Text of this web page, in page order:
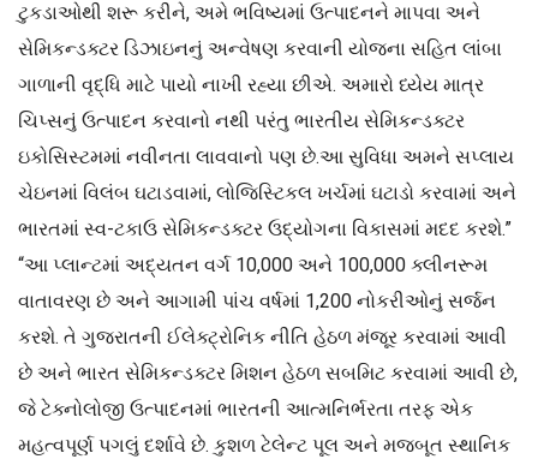
ટુકડાઓથી શરૂ કરીને, અમે ભવિષ્યમાં ઉત્પાદનને માપવા અને
સેમિકન્ડક્ટર ડિઝાઇનનું અન્વેષણ કરવાની યોજના સહિત લાંબા
ગાળાની વૃદ્ધિ માટે પાયો નાખી રહ્યા છીએ. અમારો ધ્યેય માત્ર
ચિપ્સનું ઉત્પાદન કરવાનો નથી પરંતુ ભારતીય સેમિકન્ડક્ટર
ઇકોસિસ્ટમમાં નવીનતા લાવવાનો પણ છે.આ સુવિધા અમને સપ્લાય
ચેઇનમાં વિલંબ ઘટાડવામાં, લોજિસ્ટિકલ ખર્ચમાં ઘટાડો કરવામાં અને
ભારતમાં સ્વ-ટકાઉ સેમિકન્ડક્ટર ઉદ્યોગના વિકાસમાં મદદ કરશે.”
“આ પ્લાન્ટમાં અદ્યતન વર્ગ 10,000 અને 100,000 ક્લીનરૂમ
વાતાવરણ છે અને આગામી પાંચ વર્ષમાં 1,200 નોકરીઓનું સર્જન
કરશે. તે ગુજરાતની ઈલેક્ટ્રોનિક નીતિ હેઠળ મંજૂર કરવામાં આવી
છે અને ભારત સેમિકન્ડક્ટર મિશન હેઠળ સબમિટ કરવામાં આવી છે,
જે ટેક્નોલોજી ઉત્પાદનમાં ભારતની આત્મનિર્ભરતા તરફ એક
મહત્વપૂર્ણ પગલું દર્શાવે છે. કુશળ ટેલેન્ટ પૂલ અને મજબૂત સ્થાનિક